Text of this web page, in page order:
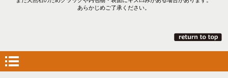
あらかじめご了承ください。